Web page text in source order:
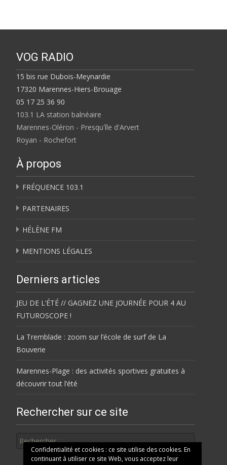
VOG RADIO
15 bis rue Dubois-Meynardie
17320 Marennes-Hiers-Brouage
05 17 25 36 90
103.1 LA station balnéaire
Marennes-Oléron - Presqu'île d'Arvert
Royan - Rochefort
À propos
FRÉQUENCE 103.1
PARTENAIRES
HÉLÈNE FM
MENTIONS LÉGALES
Derniers articles
JEU DE L’ÉTÉ // GAGNEZ UNE JOURNÉE POUR 4 AU
FUTUROSCOPE !
La Tremblade : zoom sur l’école de surf de La
Bouverie
Marennes-Plage : des activités sportives gratuites à
découvrir tout l’été
Rechercher sur ce site
Confidentialité et cookies : ce site utilise des cookies. En
continuant à utiliser ce site Web, vous acceptez leur